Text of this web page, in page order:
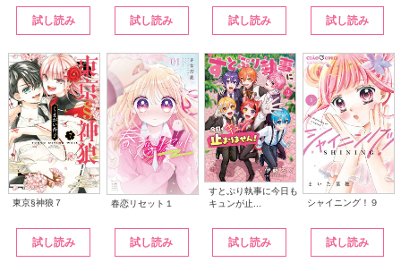
試し読み 試し読み 試し読み 試し読み
東京§神狼７
試し読み
春恋リセット１
試し読み
すとぷり執事に今日も
キュンが止...
試し読み
シャイニング！９
試し読み